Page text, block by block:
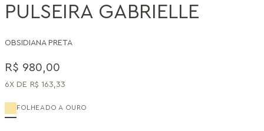
PULSEIRA GABRIELLE
OBSIDIANA PRETA
R$ 980,00
6 R$ 163,33
FOLHEADO A OURO